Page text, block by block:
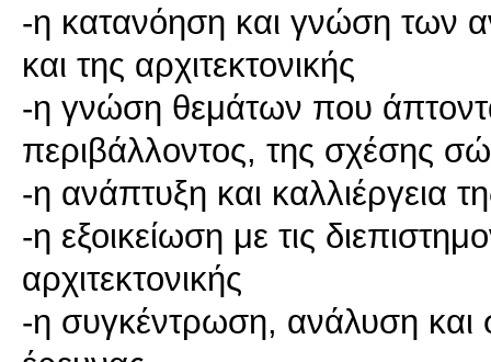
-η κατανόηση και γνώση των
και της αρχιτεκτονικής
-η γνώση θεμάτων που
περιβάλλοντος, της σχέσης
-η ανάπτυξη και καλλιέργεια
-η εξοικείωση με τις
αρχιτεκτονικής
-η συγκέντρωση, ανάλυση